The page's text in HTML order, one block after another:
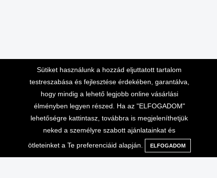
Menü Kategóriák Keresés
Sütiket használunk a hozzád eljuttatott tartalom
testreszabása és fejlesztése érdekében, garantálva,
hogy mindig a lehető legjobb online vásárlási
élményben legyen részed. Ha az "ELFOGADOM"
lehetőségre kattintasz, továbbra is megjeleníthetjük
neked a személyre szabott ajánlatainkat és
ötleteinket a Te preferenciáid alapján.
ELFOGADOM